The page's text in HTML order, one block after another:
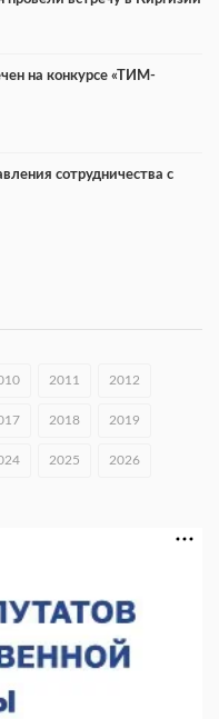
на конкурсе «ТИМ-
сотрудничества с
Кулем и Токмоком
соглашения с регионами
2011 2012
2018 2019
2025 2026